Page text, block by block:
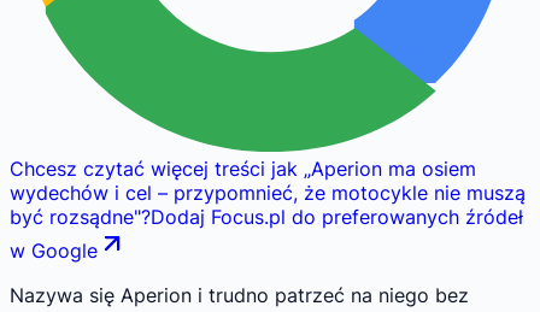
Chcesz czytać więcej treści jak „Aperion ma osiem
wydechów i cel – przypomnieć, że motocykle nie muszą
być rozsądne"?Dodaj Focus.pl do preferowanych źródeł
w Google
Nazywa się Aperion i trudno patrzeć na niego bez